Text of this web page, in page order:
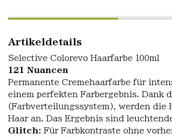
Artikeldetails
Selective Colorevo Haarfarbe 100ml
121 Nuancen
Permanente Cremehaarfarbe für
einem perfekten Farbergebnis. Dank
(Farbverteilungssystem), werden die
Haar an. Das Ergebnis sind
Glitch: Für Farbkontraste ohne